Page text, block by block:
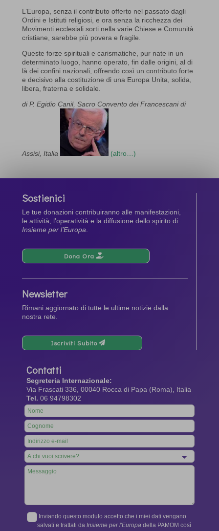
L’Europa, senza il contributo offerto nel passato dagli
Ordini e Istituti religiosi, e ora senza la ricchezza dei
Movimenti ecclesiali sorti nella varie Chiese e Comunità
cristiane, sarebbe più povera e fragile.
Queste forze spirituali e carismatiche, pur nate in un
determinato luogo, hanno operato, fin dalle origini, al di
là dei confini nazionali, offrendo così un contributo forte
e decisivo alla costituzione di una Europa Unita, solida,
libera, fraterna e solidale.
di P. Egidio Canil, Sacro Convento dei Francescani di
Assisi, Italia (altro…)
Sostienici
Le tue donazioni contribuiranno alle manifestazioni,
le attività, l’operatività e la diffusione dello spirito di
Insieme per l’Europa
Dona Ora
Newsletter
Rimani aggiornato di tutte le ultime notizie dalla
nostra rete.
Iscriviti Subito
Contatti
Segreteria Internazionale:
Via Frascati 336, 00040 Rocca di Papa (Roma), Italia
Tel. 06 94798302
Leave
this
field
blank
Inviando questo modulo accetto che i miei dati vengano
salvati e trattati da Insieme per l'Europa della PAMOM così